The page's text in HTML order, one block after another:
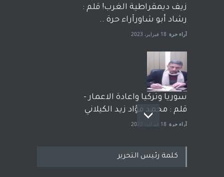
زيف ديمقراطية الغرب! قلم :
رشاد أبو شاورآراء حرة ..
آراء حرة 18 فبراير، 2023
سوريا وتركيا واعادة الاعمار -
قلم : محمد فؤاد زيد الكيلاني
آراء حرة 18 فبراير، 2023
كلمة رئيس التحرير